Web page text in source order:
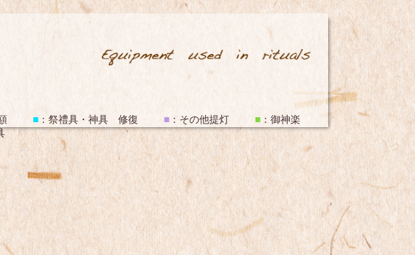
祭禮具・神具
■ ： 祭禮具・神具 修復 ■ ： その他提灯 ■ ： 御神楽